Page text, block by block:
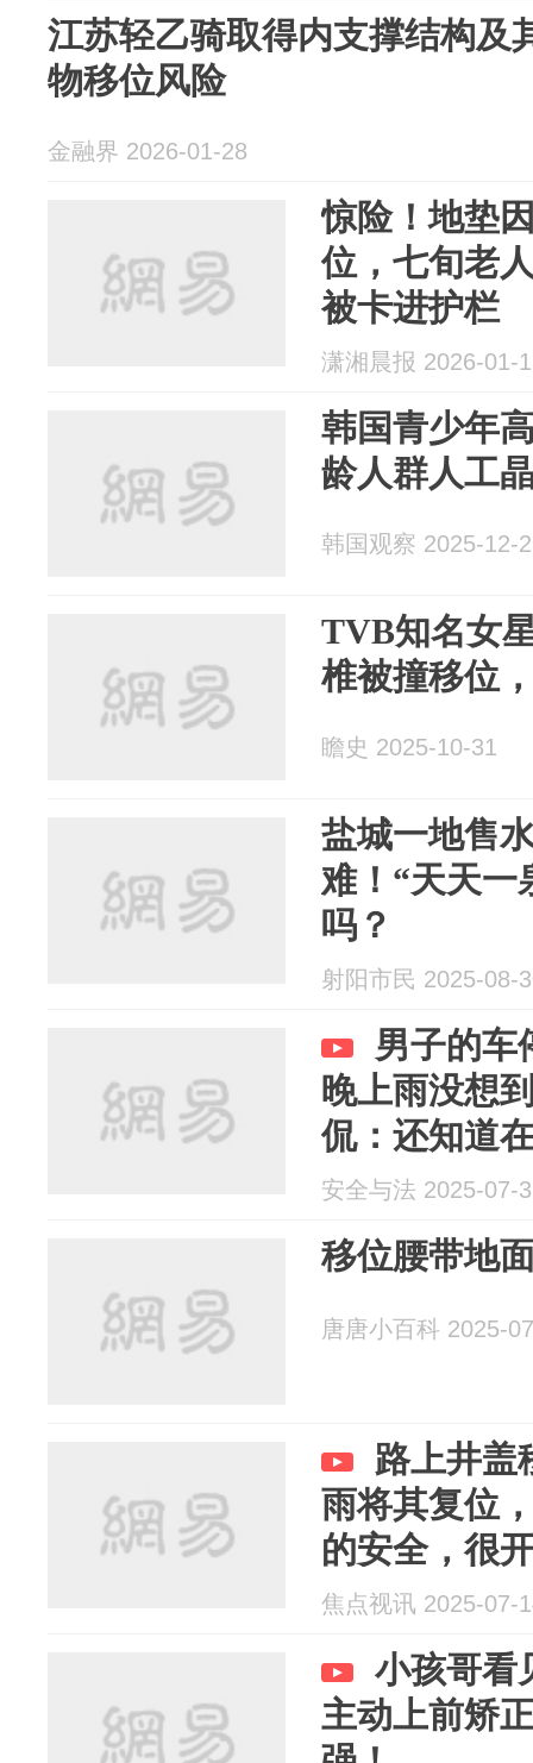
江苏轻乙骑取得内支撑结构及
物移位风险
金融界 2026-01-28
惊险！地垫
位，七旬老
被卡进护栏
潇湘晨报 2026-01-
韩国青少年
龄人群人工
韩国观察 2025-12-
TVB知名女
椎被撞移位
瞻史 2025-10-31
盐城一地售
难！“天天一
吗？
射阳市民 2025-08-
男子的车
晚上雨没想
侃：还知道
安全与法 2025-07-
移位腰带地
唐唐小百科 2025-
路上井盖
雨将其复位
的安全，很
焦点视讯 2025-07-
小孩哥看
主动上前矫